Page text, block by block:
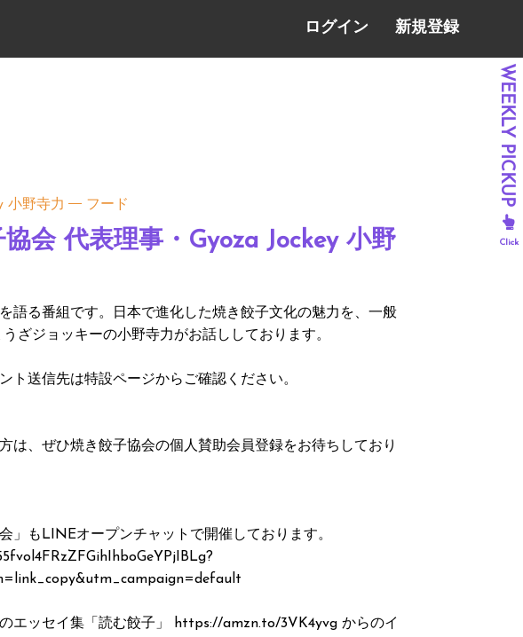
ログイン 新規登録
小野寺力 フード
会 代表理事・Gyoza Jockey 小野
語る番組です。日本で進化した焼き餃子文化の魅力を、一般
ざジョッキーの小野寺力がお話ししております。
ト送信先は特設ページからご確認ください。
は、ぜひ焼き餃子協会の個人賛助会員登録をお待ちしており
」もLINEオープンチャットで開催しております。
エッセイ集「読む餃子」 https://amzn.to/3VK4yvg からのイ